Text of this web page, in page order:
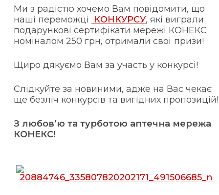
Ми з радістю хочемо Вам повідомити, що
наші переможці
КОНКУРСУ, які виграли
подарункові сертифікати мережі КОНЕКС
номіналом 250 грн, отримали свої призи!
Щиро дякуємо Вам за участь у конкурсі!
Слідкуйте за новиними, адже на Вас чекає
ще безліч конкурсів та вигідних пропозицій!
З любов’ю та турботою аптечна мережа
КОНЕКС!